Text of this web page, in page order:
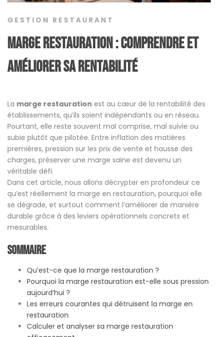
GESTION RESTAURANT
Marge restauration : comprendre et
améliorer sa rentabilité
La marge restauration est au cœur de la rentabilité des
établissements, qu’ils soient indépendants ou en réseau.
Pourtant, elle reste souvent mal comprise, mal suivie ou
subie plutôt que pilotée. Entre inflation des matières
premières, pression sur les prix de vente et hausse des
charges, préserver une marge saine est devenu un
véritable défi.
Dans cet article, nous allons décrypter en profondeur ce
qu’est réellement la marge en restauration, pourquoi elle
se dégrade, et surtout comment l’améliorer de manière
durable grâce à des leviers opérationnels concrets et
mesurables.
Sommaire
Qu’est-ce que la marge restauration ?
Pourquoi la marge restauration est-elle sous pression
aujourd’hui ?
Les erreurs courantes qui détruisent la marge en
restauration
Calculer et analyser sa marge restauration